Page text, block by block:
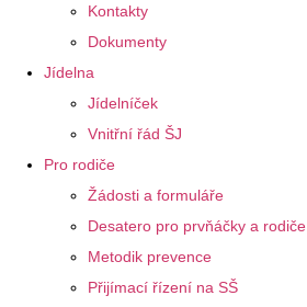
Kontakty
Dokumenty
Jídelna
Jídelníček
Vnitřní řád ŠJ
Pro rodiče
Žádosti a formuláře
Desatero pro prvňáčky a rodiče
Metodik prevence
Přijímací řízení na SŠ